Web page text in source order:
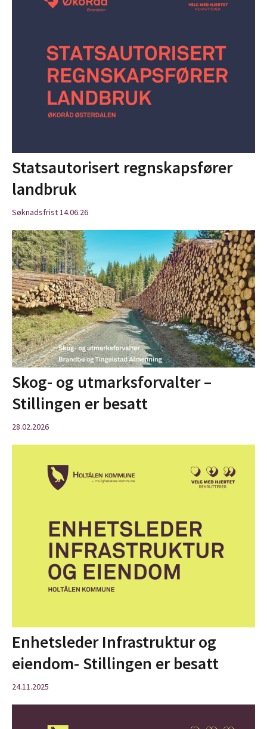
Statsautorisert regnskapsfører
landbruk
Søknadsfrist 14.06.26
Skog- og utmarksforvalter –
Stillingen er besatt
28.02.2026
Enhetsleder Infrastruktur og
eiendom- Stillingen er besatt
24.11.2025